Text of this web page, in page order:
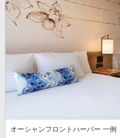
オーシャンフロントハーバー 一例